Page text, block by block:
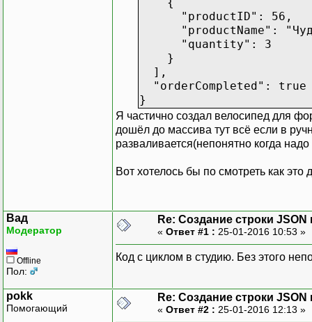
"productID": 56,
"productName":
"quantity": 3
}
],
"orderCompleted": true
}
Я частично создал велосипед для
дошёл до массива тут всё если в
разваливается(непонятно когда
Вот хотелось бы по смотреть как
Вад
Модератор
Offline
Пол:
Re: Создание строки JSON
« Ответ #1 : 25-01-2016 10:53 »
Код с циклом в студию. Без этого
pokk
Помогающий
Re: Создание строки JSON
« Ответ #2 : 25-01-2016 12:13 »